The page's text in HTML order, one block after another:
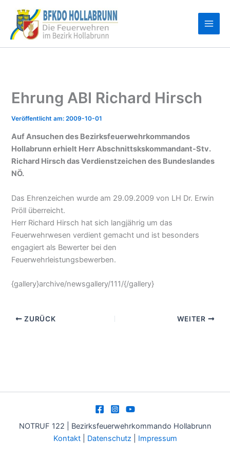
Inhalt
springen
Ehrung ABI Richard Hirsch
2009-10-01
Auf Ansuchen des Bezirksfeuerwehrkommandos
Hollabrunn erhielt Herr Abschnittskskommandant-Stv.
Richard Hirsch das Verdienstzeichen des Bundeslandes
NÖ.
Das Ehrenzeichen wurde am 29.09.2009 von LH Dr. Erwin
Pröll überreicht.
Herr Richard Hirsch hat sich langjährig um das
Feuerwehrwesen verdient gemacht und ist besonders
engagiert als Bewerter bei den
Feuerwehrleistungsbewerben.
{gallery}archive/newsgallery/111/{/gallery}
ZURÜCK WEITER
NOTRUF 122 | Bezirksfeuerwehrkommando Hollabrunn
Kontakt| Datenschutz Impressum